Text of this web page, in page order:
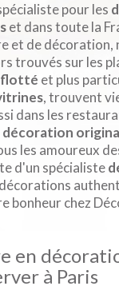
pour les
et dans toute la
et de décoration,
trouvés sur les
flotté et plus
, trouvent
dans les
décoration
les amoureux
d'un spécialiste
bonheur chez
en
à Paris